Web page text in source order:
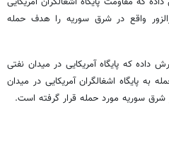
واقع در شرق سوریه را هدف حمله
داده که پایگاه آمریکایی در میدان نفتی
به پایگاه اشغالگران آمریکایی در میدان
شرق سوریه مورد حمله قرار گرفته است.